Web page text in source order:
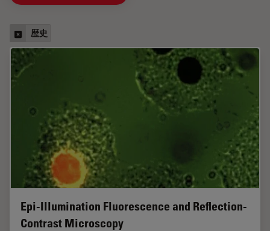
歴史
Epi-Illumination Fluorescence and Reflection-
Contrast Microscopy